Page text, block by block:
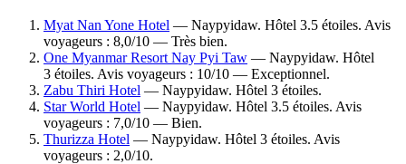
Myat Nan Yone Hotel — Naypyidaw. Hôtel 3.5 étoiles. Avis
voyageurs : 8,0/10 — Très bien.
One Myanmar Resort Nay Pyi Taw — Naypyidaw. Hôtel
3 étoiles. Avis voyageurs : 10/10 — Exceptionnel.
Zabu Thiri Hotel — Naypyidaw. Hôtel 3 étoiles.
Star World Hotel — Naypyidaw. Hôtel 3.5 étoiles. Avis
voyageurs : 7,0/10 — Bien.
Thurizza Hotel — Naypyidaw. Hôtel 3 étoiles. Avis
voyageurs : 2,0/10.